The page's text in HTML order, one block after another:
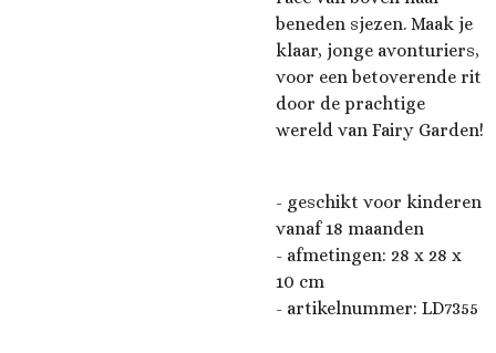
beneden sjezen. Maak je
klaar, jonge avonturiers,
voor een betoverende rit
door de prachtige
wereld van Fairy Garden!
- geschikt voor kinderen
vanaf 18 maanden
- afmetingen: 28 x 28 x
10 cm
- artikelnummer: LD7355